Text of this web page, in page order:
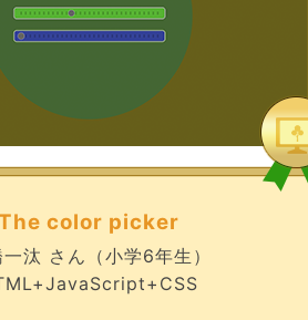
color picker
汰 さん（小学6年生）